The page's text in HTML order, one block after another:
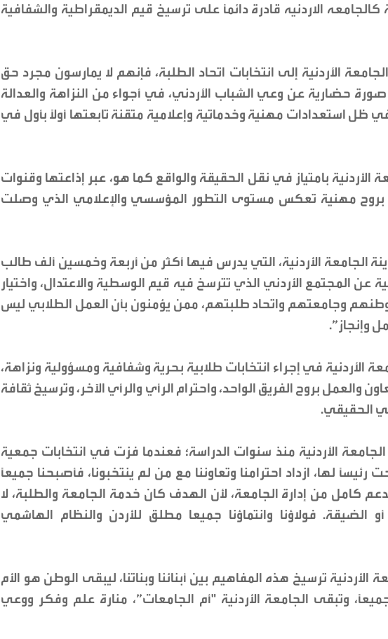
الاردنيه قادرة دائمًا على ترسيخ قيم الديمقراطية والشفافية
الأردنية إلى انتخابات اتحاد الطلبة، فإنهم لا يمارسون مجرد حق
حضارية عن وعي الشباب الأردني، في أجواء من النزاهة والعدالة
ظل استعدادات مهنية وخدماتية وإعلامية متقنة تابعتها أولًا بأول في
الأردنية بامتياز في نقل الحقيقة والواقع كما هو، عبر إذاعتها وقنوات
بروح مهنية تعكس مستوى التطور المؤسسي والإعلامي الذي وصلت
الجامعة الأردنية، التي يدرس فيها أكثر من أربعة وخمسين ألف طالب
عن المجتمع الأردني الذي تترسخ فيه قيم الوسطية والاعتدال، واختيار
وجامعتهم واتحاد طلبتهم، ممن يؤمنون بأن العمل الطلابي ليس
وإنجاز”.
الأردنية في إجراء انتخابات طلابية بحرية وشفافية ومسؤولية ونزاهة،
والعمل بروح الفريق الواحد، واحترام الرأي والرأي الآخر، وترسيخ ثقافة
الحقيقي.
الأردنية منذ سنوات الدراسة؛ فعندما فزت في انتخابات جمعية
رئيسًا لها، ازداد احترامنا وتعاوننا مع من لم ينتخبونا، فأصبحنا جميعًا
كامل من إدارة الجامعة، لأن الهدف كان خدمة الجامعة والطلبة، لا
الضيقة. فولاؤنا وانتماؤنا جميعا مطلق للأردن والنظام الهاشمي
الأردنية ترسيخ هذه المفاهيم بين أبنائنا وبناتنا، ليبقى الوطن هو الأم
وتبقى الجامعة الأردنية "أم الجامعات”، منارة علم وفكر ووعي